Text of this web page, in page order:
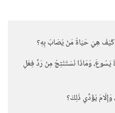
هِيَ حَيَاةُ مَنْ يُصَابُ بِهِ؟‏
وَمَاذَا نَسْتَنْتِجُ مِنْ رَدِّ فِعْلِ
وَإِلَامَ يُؤَدِّي ذٰلِكَ؟‏